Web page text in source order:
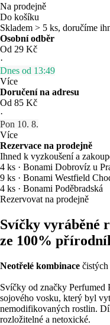
Na prodejně
Do košíku
Skladem > 5 ks, doručíme
Osobní odběr
Od 29 Kč
·
Dnes od 13:49
Více
Doručení na adresu
Od 85 Kč
·
Pon 10. 8.
Více
Rezervace na prodejně
Ihned k vyzkoušení a
4 ks · Bonami Dobrovíz u
9 ks · Bonami Westfield
4 ks · Bonami Poděbradská
Rezervovat na prodejně
Svíčky vyráběné
ze 100%
Neotřelé kombinace
Svíčky od značky Perfumed
sojového vosku, který byl
nemodifikovaných rostlin.
rozložitelné a netoxické.